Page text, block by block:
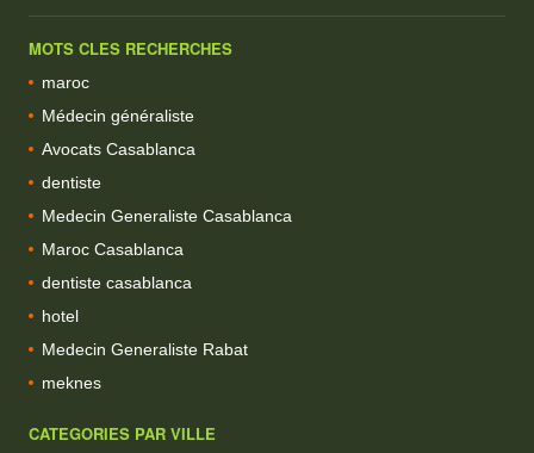
MOTS CLES RECHERCHES
maroc
Médecin généraliste
Avocats Casablanca
dentiste
Medecin Generaliste Casablanca
Maroc Casablanca
dentiste casablanca
hotel
Medecin Generaliste Rabat
meknes
CATEGORIES PAR VILLE